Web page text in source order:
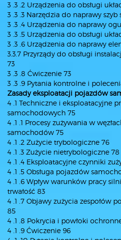
3 .3 .2 Urządzenia do obsługi
3 .3 .3 Narzędzia do naprawy
3 .3 .4 Urządzenia do naprawy
3 .3 .5 Urządzenia do obsługi
3 .3 .6 Urządzenia do naprawy
3.3.7 Przyrządy do obsługi
73
3 .3 .8 Ćwiczenie 73
3 .3 .9 Pytania kontrolne i
Zasady eksploatacji pojazdów
4 .1 Techniczne i eksploatacyjne
samochodowych 75
4 .1 .1 Procesy zużywania w
samochodów 75
4 .1 .2 Zużycie trybologiczne 76
4 .1 .3 Zużycie nietrybologiczne 78
4 .1 .4 Eksploatacyjne czynniki
4 .1 .5 Obsługa pojazdów
4 .1 .6 Wpływ warunków pracy
trwałość 83
4 .1 .7 Objawy zużycia zespołów
85
4 .1 .8 Pokrycia i powłoki
4 .1 .9 Ćwiczenie 96